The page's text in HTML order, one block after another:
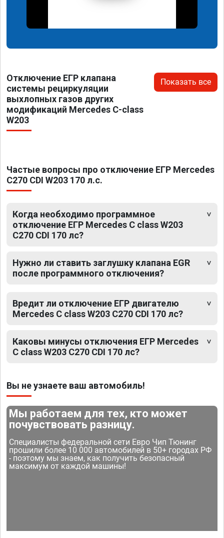
Отключение ЕГР клапана
системы рециркуляции
выхлопных газов других
модификаций Mercedes C-class
W203
Показать все
Частые вопросы про отключение ЕГР Mercedes
C270 CDI W203 170 л.с.
Когда необходимо программное
отключение ЕГР Mercedes C class W203
C270 CDI 170 лс?
Нужно ли ставить заглушку клапана EGR
после программного отключения?
Вредит ли отключение ЕГР двигателю
Mercedes C class W203 C270 CDI 170 лс?
Каковы минусы отключения ЕГР Mercedes
C class W203 C270 CDI 170 лс?
Вы не узнаете ваш автомобиль!
Мы работаем для тех, кто может
почувствовать разницу.
Специалисты федеральной сети Евро Чип Тюнинг
прошили более 10 000 автомобилей в 50+ городах РФ
- поэтому мы знаем, как получить безопасный
максимум от каждой машины!